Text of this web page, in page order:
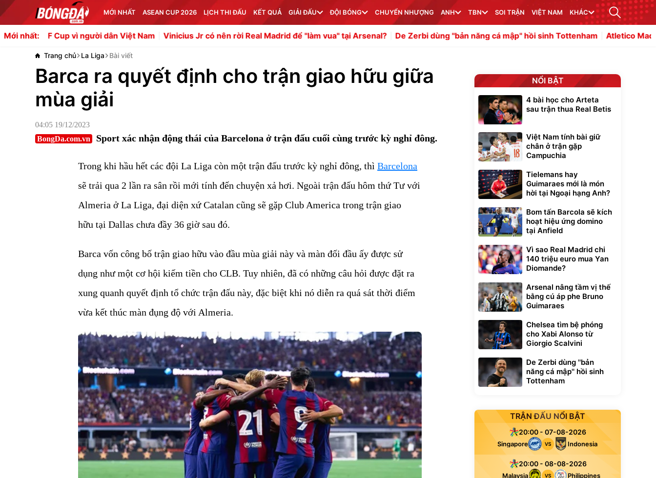
MỚI NHẤT ASEAN CUP 2026 LỊCH THI ĐẤU KẾT QUẢ GIẢI ĐẤU ĐỘI BÓNG CHUYỂN NHƯỢNG ANH TBN SOI TRẬN VIỆT NAM KHÁC
Mới nhất:
vì người dân Việt Nam Vinicius Jr có nên rời Real Madrid để "làm vua" tại Arsenal? De Zerbi dùng ''bản năng cá mập'' hồi sinh Tottenham Atletico Madrid gây áp lực
Trang chủ La Liga Bài viết
Barca ra quyết định cho trận giao hữu giữa
mùa giải
04:05 19/12/2023
BongDa.com.vn
Sport xác nhận động thái của Barcelona ở trận đấu cuối cùng trước kỳ nghỉ đông.
Trong khi hầu hết các đội La Liga còn một trận đấu trước kỳ nghỉ đông, thì Barcelona
sẽ trải qua 2 lần ra sân rồi mới tính đến chuyện xả hơi. Ngoài trận đấu hôm thứ Tư với
Almeria ở La Liga, đại diện xứ Catalan cũng sẽ gặp Club America trong trận giao
hữu tại Dallas chưa đầy 36 giờ sau đó.
Barca vốn công bố trận giao hữu vào đầu mùa giải này và màn đối đầu ấy được sử
dụng như một cơ hội kiếm tiền cho CLB. Tuy nhiên, đã có những câu hỏi được đặt ra
xung quanh quyết định tổ chức trận đấu này, đặc biệt khi nó diễn ra quá sát thời điểm
vừa kết thúc màn đụng độ với Almeria.
NỔI BẬT
4 bài học cho Arteta
sau trận thua Real Betis
Việt Nam tính bài giữ
chân ở trận gặp
Campuchia
Tielemans hay
Guimaraes mới là món
hời tại Ngoại hạng Anh?
Bom tấn Barcola sẽ kích
hoạt hiệu ứng domino
tại Anfield
Vì sao Real Madrid chi
140 triệu euro mua Yan
Diomande?
Arsenal nâng tầm vị thế
bằng cú áp phe Bruno
Guimaraes
Chelsea tìm bệ phóng
cho Xabi Alonso từ
Giorgio Scalvini
De Zerbi dùng ''bản
năng cá mập'' hồi sinh
Tottenham
TRẬN ĐẤU NỔI BẬT
20:00 - 07-08-2026
Singapore VS Indonesia
20:00 - 08-08-2026
Malaysia VS Philippines